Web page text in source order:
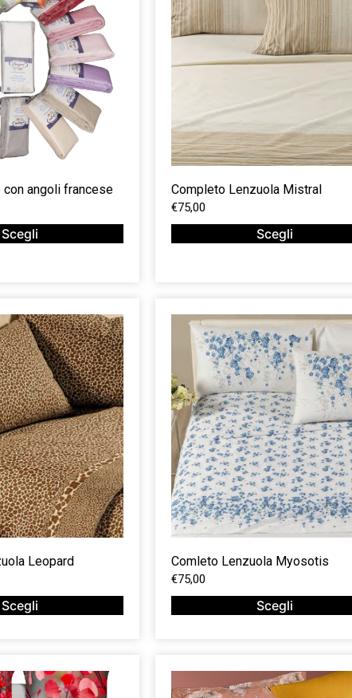
angoli francese
Scegli
Completo Lenzuola Mistral
€75,00
Scegli
Leopard
Scegli
Comleto Lenzuola Myosotis
€75,00
Scegli